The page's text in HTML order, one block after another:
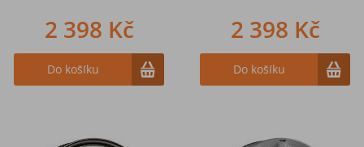
2 398 Kč
Do košíku
2 398 Kč
Do košíku